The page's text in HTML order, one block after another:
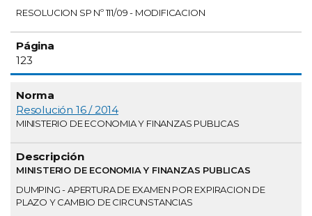
RESOLUCION SP Nº 111/09 - MODIFICACION
123
Resolución 16 / 2014
MINISTERIO DE ECONOMIA Y FINANZAS PUBLICAS
MINISTERIO DE ECONOMIA Y FINANZAS PUBLICAS
DUMPING - APERTURA DE EXAMEN POR EXPIRACION DE
PLAZO Y CAMBIO DE CIRCUNSTANCIAS